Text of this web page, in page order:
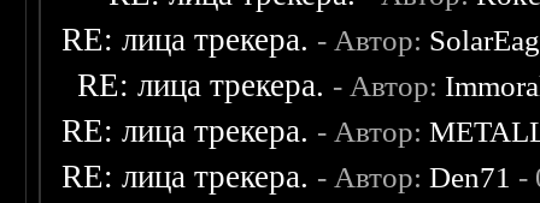
RE: лица трекера. - Автор:
RE: лица трекера. - Автор:
RE: лица трекера. - Автор:
RE: лица трекера. - Автор:Den71 -